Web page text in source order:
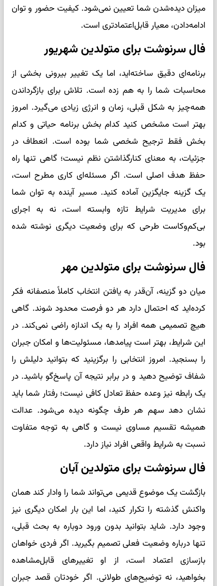
میزان دیده‌شدن شما تعیین نمی‌شود. کیفیت حضور و توان
ادامه‌دادن، معیار قابل‌اعتمادتری است.
فال سرنوشت برای متولدین شهریور
برنامه‌ای دقیق ساخته‌اید، اما یک تغییر بیرونی بخشی از
محاسبات شما را به هم زده است. تلاش برای بازگرداندن
همه‌چیز به شکل قبلی، زمان و انرژی زیادی می‌گیرد. امروز
بهتر است مشخص کنید کدام بخش برنامه حیاتی و کدام
بخش فقط ترجیح شخصی شما بوده است. انعطاف در
جزئیات، به معنای کنارگذاشتن نظم نیست؛ گاهی تنها راه
حفظ هدف اصلی است. اگر مسئله‌ای کاری مطرح است،
یک گزینه جایگزین آماده کنید. مسیر آینده به توان شما
برای مدیریت شرایط تازه وابسته است، نه به اجرای
بی‌کم‌وکاست طرحی که برای وضعیت دیگری نوشته شده
بود.
فال سرنوشت برای متولدین مهر
میان دو گزینه، آن‌قدر به یافتن انتخاب کاملاً منصفانه فکر
کرده‌اید که احتمال دارد هر دو فرصت محدود شوند. گاهی
هیچ تصمیمی همه افراد را به یک اندازه راضی نمی‌کند. در
این شرایط، بهتر است پیامدها، مسئولیت‌ها و امکان جبران
را بسنجید. امروز انتخابی را برگزینید که بتوانید دلیلش را
شفاف توضیح دهید و در برابر نتیجه آن پاسخ‌گو باشید. در
یک رابطه نیز وعده حفظ تعادل کافی نیست؛ رفتار شما باید
نشان دهد سهم هر طرف چگونه دیده می‌شود. عدالت
همیشه تقسیم مساوی نیست و گاهی به توجه متفاوت
نسبت به شرایط واقعی افراد نیاز دارد.
فال سرنوشت برای متولدین آبان
بازگشت یک موضوع قدیمی می‌تواند شما را وادار کند همان
واکنش گذشته را تکرار کنید، اما این بار امکان دیگری نیز
وجود دارد. شاید بتوانید بدون ورود دوباره به بحث قبلی،
تنها درباره وضعیت فعلی تصمیم بگیرید. اگر فردی خواهان
بازسازی اعتماد است، از او تغییرهای قابل‌مشاهده
بخواهید، نه توضیح‌های طولانی. اگر خودتان قصد جبران